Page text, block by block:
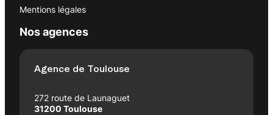
Mentions légales
Nos agences
Agence de Toulouse
272 route de Launaguet
31200 Toulouse